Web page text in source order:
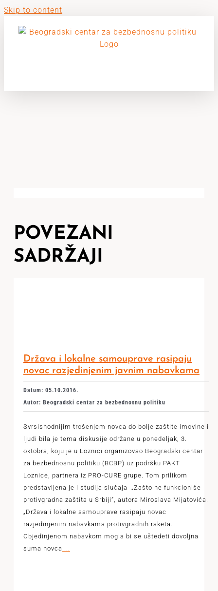
Skip to content
POVEZANI
SADRŽAJI
Država i lokalne samouprave rasipaju
novac razjedinjenim javnim nabavkama
Datum: 05.10.2016.
Autor: Beogradski centar za bezbednosnu politiku
Svrsishodnijim trošenjem novca do bolje zaštite imovine i
ljudi bila je tema diskusije održane u ponedeljak, 3.
oktobra, koju je u Loznici organizovao Beogradski centar
za bezbednosnu politiku (BCBP) uz podršku PAKT
Loznice, partnera iz PRO-CURE grupe. Tom prilikom
predstavljena je i studija slučaja „Zašto ne funkcioniše
protivgradna zaštita u Srbiji”, autora Miroslava Mijatovića.
„Država i lokalne samouprave rasipaju novac
razjedinjenim nabavkama protivgradnih raketa.
Objedinjenom nabavkom mogla bi se uštedeti dovoljna
suma novca ...